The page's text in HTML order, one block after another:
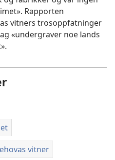
Rapporten
vitners trosoppfatninger
«undergraver noe lands
vitner